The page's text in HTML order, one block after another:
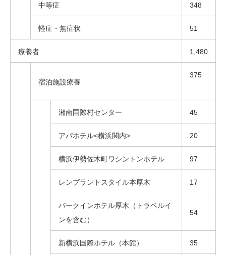
中等症 348
軽症・無症状 51
療養者 1,480
宿泊施設療養
375
湘南国際村センター 45
アパホテル<横浜関内> 20
横浜伊勢佐木町ワシントンホテル 97
レンブラントスタイル本厚木 17
パークインホテル厚木（トラベルイ
ンを含む）
54
新横浜国際ホテル（本館） 35